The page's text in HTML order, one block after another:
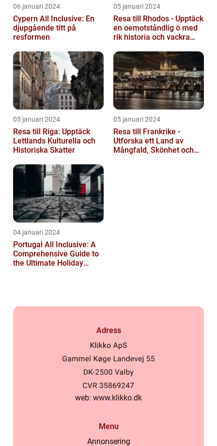
06 januari 2024
Cypern All Inclusive: En
djupgående titt på
resformen
05 januari 2024
Resa till Rhodos - Upptäck
en oemotståndlig ö med
rik historia och vackra
05 januari 2024
Resa till Riga: Upptäck
Lettlands Kulturella och
Historiska Skatter
05 januari 2024
Resa till Frankrike -
Utforska ett Land av
Mångfald, Skönhet och
04 januari 2024
Portugal All Inclusive: A
Comprehensive Guide to
the Ultimate Holiday
Adress
web: www.klikko.dk
Menu
Annonsering